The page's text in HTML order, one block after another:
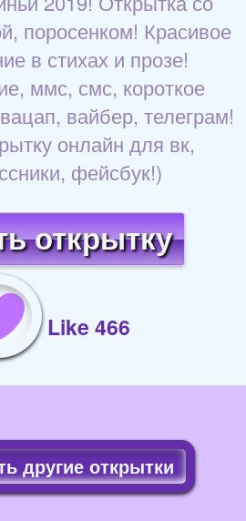
поросенком! Красивое
в стихах и прозе!
ммс, смс, короткое
вайбер, телеграм!
онлайн для вк,
фейсбук!)
открытку
Like 466
другие открытки